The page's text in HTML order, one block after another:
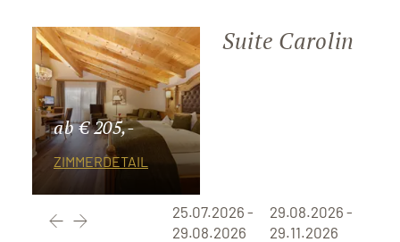
ab € 205,-
ZIMMERDETAIL
Suite Carolin
25.07.2026 -
29.08.2026
29.08.2026 -
29.11.2026